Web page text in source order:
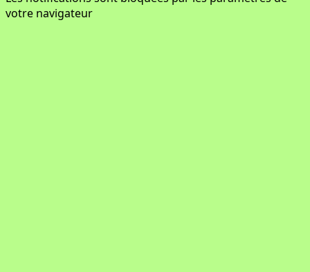
votre navigateur